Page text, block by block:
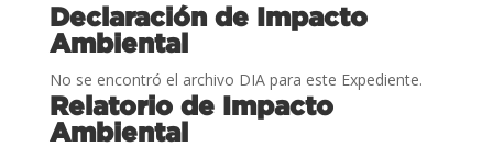
Declaración de Impacto
Ambiental
No se encontró el archivo DIA para este Expediente.
Relatorio de Impacto
Ambiental